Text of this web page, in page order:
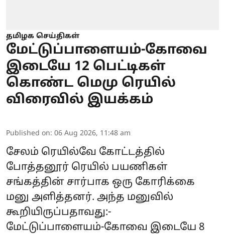
தமிழக செய்திகள்
மேட்டுப்பாளையம்-கோவை
இடையே 12 பெட்டிகள்
கொண்ட மெமு ரெயில்
விரைவில் இயக்கம்
Published on: 06 Aug 2026, 11:48 am
சேலம் ரெயில்வே கோட்டத்தில்
போத்தனூர் ரெயில் பயணிகள்
சங்கத்தின் சார்பாக ஒரு கோரிக்கை
மனு அளித்தனர். அந்த மனுவில்
கூறியிருப்பதாவது:-
மேட்டுப்பாளையம்-கோவை இடையே 8